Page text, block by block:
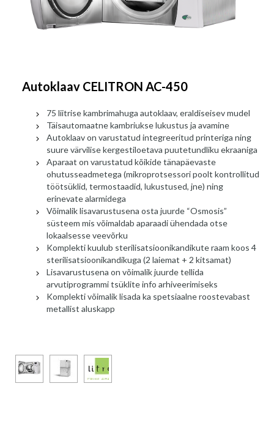
Autoklaav CELITRON AC-450
75 liitrise kambrimahuga autoklaav, eraldiseisev mudel
Täisautomaatne kambriukse lukustus ja avamine
Autoklaav on varustatud integreeritud printeriga ning
suure värvilise kergestiloetava puutetundliku ekraaniga
Aparaat on varustatud kõikide tänapäevaste
ohutusseadmetega (mikroprotsessori poolt kontrollitud
töötsüklid, termostaadid, lukustused, jne) ning
erinevate alarmidega
Võimalik lisavarustusena osta juurde “Osmosis”
süsteem mis võimaldab aparaadi ühendada otse
lokaalsesse veevõrku
Komplekti kuulub sterilisatsioonikandikute raam koos 4
sterilisatsioonikandikuga (2 laiemat + 2 kitsamat)
Lisavarustusena on võimalik juurde tellida
arvutiprogrammi tsüklite info arhiveerimiseks
Komplekti võimalik lisada ka spetsiaalne roostevabast
metallist aluskapp